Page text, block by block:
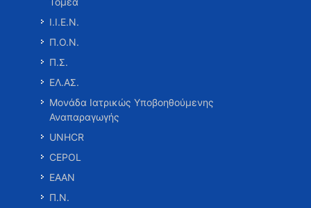
Ι.Ι.Ε.Ν.
Π.Ο.Ν.
Π.Σ.
ΕΛ.ΑΣ.
Μονάδα Ιατρικώς Υποβοηθούμενης
Αναπαραγωγής
UNHCR
CEPOL
ΕΑΑΝ
Π.Ν.